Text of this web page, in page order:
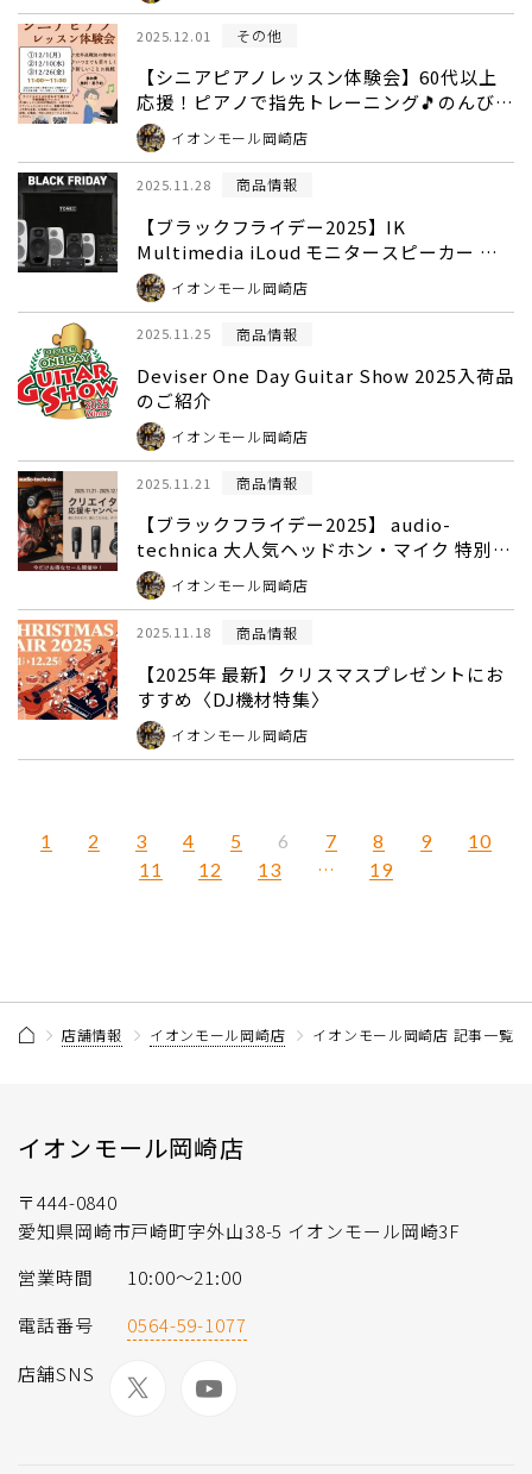
2025.12.01 その他
【シニアピアノレッスン体験会】60代以上
応援！ピアノで指先トレーニング🎵のんびり
月2回のレッスン、始めてみませんか？
イオンモール岡崎店
2025.11.28 商品情報
【ブラックフライデー2025】IK
Multimedia iLoud モニタースピーカー 特
別特価【島村楽器岡崎店】
イオンモール岡崎店
2025.11.25 商品情報
Deviser One Day Guitar Show 2025入荷品
のご紹介
イオンモール岡崎店
2025.11.21 商品情報
【ブラックフライデー2025】 audio-
technica 大人気ヘッドホン・マイク 特別特
価 – audio-technicaクリエイター応援キャ
ンペーン
イオンモール岡崎店
2025.11.18 商品情報
【2025年 最新】クリスマスプレゼントにお
すすめ〈DJ機材特集〉
イオンモール岡崎店
1 2 3 4 5 6 7 8 9
10
11
12 13 … 19
店舗情報 イオンモール岡崎店 イオンモール岡崎店 記事一覧
イオンモール岡崎店
〒444-0840
愛知県岡崎市戸崎町字外山38-5 イオンモール岡崎3F
営業時間
10:00〜21:00
電話番号
0564-59-1077
店舗SNS